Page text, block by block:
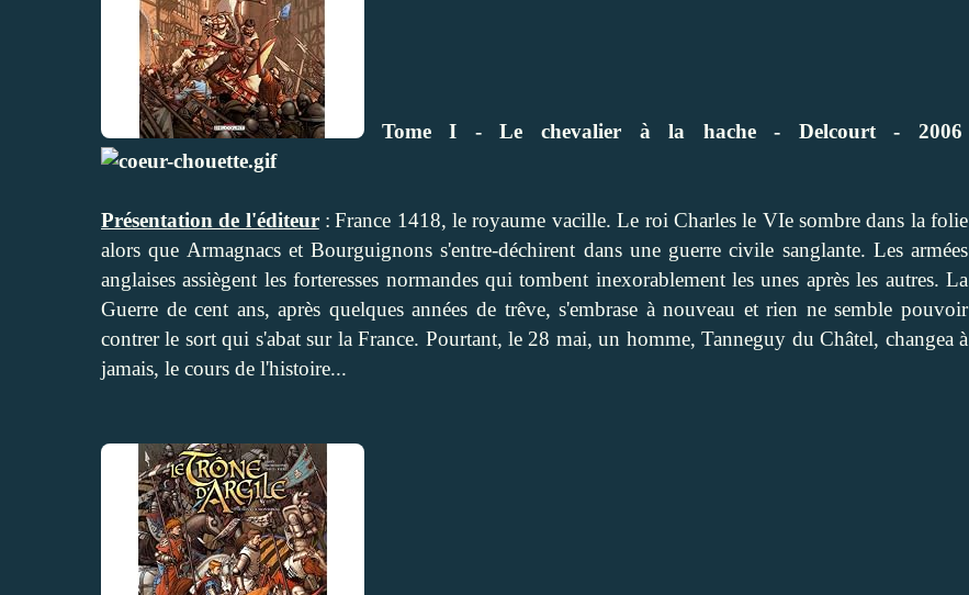
Tome I - Le chevalier à la hache - Delcourt - 2006
Présentation de l'éditeur: France 1418, le royaume vacille. Le roi Charles le VIe sombre dans la folie
alors que Armagnacs et Bourguignons s'entre-déchirent dans une guerre civile sanglante. Les armées
anglaises assiègent les forteresses normandes qui tombent inexorablement les unes après les autres. La
Guerre de cent ans, après quelques années de trêve, s'embrase à nouveau et rien ne semble pouvoir
contrer le sort qui s'abat sur la France. Pourtant, le 28 mai, un homme, Tanneguy du Châtel, changea à
jamais, le cours de l'histoire...